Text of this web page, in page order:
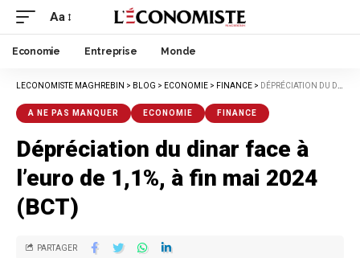
Aa
Economie Entreprise Monde
LECONOMISTE MAGHREBIN > BLOG > ECONOMIE > FINANCE > DÉPRÉCIATION DU DINAR FACE À L’EURO DE 1,1%, À FIN MAI 2024 (BCT)
A NE PAS MANQUER ECONOMIE FINANCE
Dépréciation du dinar face à
l’euro de 1,1%, à fin mai 2024
(BCT)
PARTAGER